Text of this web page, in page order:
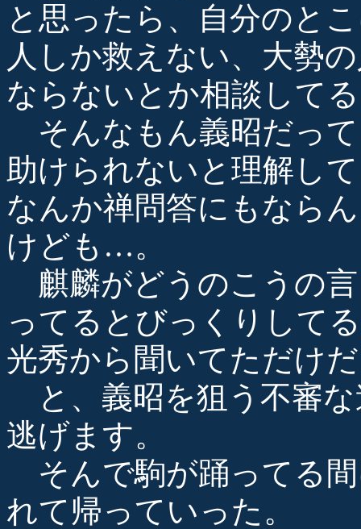
と思ったら、自分のと
人しか救えない、大勢
ならないとか相談して
そんなもん義昭だっ
助けられないと理解し
なんか禅問答にもなら
けども…。
麒麟がどうのこうの
ってるとびっくりして
光秀から聞いてただけ
と、義昭を狙う不審
逃げます。
そんで駒が踊ってる
れて帰っていった。